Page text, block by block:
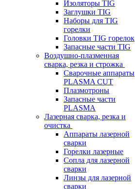
Изоляторы TIG
Заглушки TIG
Наборы для TIG
горелки
Головки TIG горелок
Запасные части TIG
Воздушно-плазменная
сварка, резка и строжка
Сварочные аппараты
PLASMA CUT
Плазмотроны
Запасные части
PLASMA
Лазерная сварка, резка и
очистка
Аппараты лазерной
сварки
Горелки лазерные
Сопла для лазерной
сварки
Линзы для лазерной
сварки